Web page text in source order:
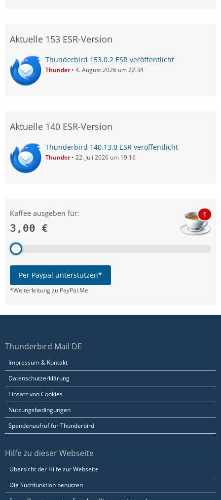
Aktuelle 153 ESR-Version
Thunderbird 153.0.2 ESR veröffentlicht
Thunder 4. August 2026 um 22:34
Aktuelle 140 ESR-Version
Thunderbird 140.13.0 ESR veröffentlicht
Thunder 22. Juli 2026 um 19:16
Kaffee ausgeben für:
3,00 €
1
Per Paypal unterstützen*
*Weiterleitung zu PayPal.Me
Thunderbird Mail DE
Impressum & Kontakt
Datenschutzerklärung
Einsatz von Cookies
Nutzungsbedingungen
Spendenaufruf für Thunderbird
Hilfe zu dieser Webseite
Übersicht der Hilfe zur Webseite
Die Suchfunktion benutzen